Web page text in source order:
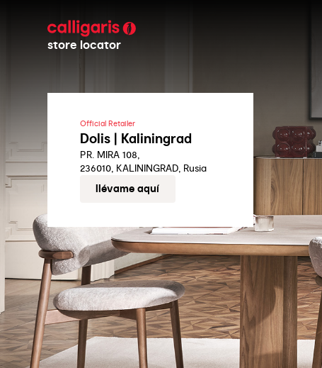
store locator
Official Retailer
Dolis | Kaliningrad
PR. MIRA 108,
236010, KALININGRAD, Rusia
llévame aquí